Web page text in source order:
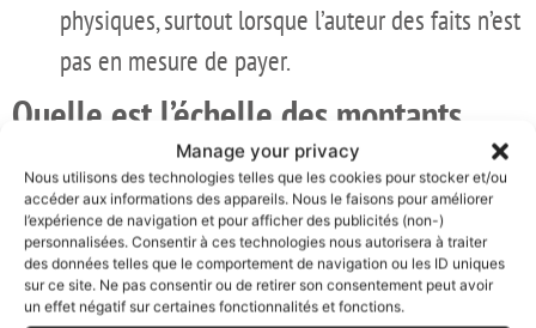
Manage your privacy
Nous utilisons des technologies telles que les cookies pour stocker et/ou
accéder aux informations des appareils. Nous le faisons pour améliorer
l’expérience de navigation et pour afficher des publicités (non-)
personnalisées. Consentir à ces technologies nous autorisera à traiter
des données telles que le comportement de navigation ou les ID uniques
sur ce site. Ne pas consentir ou de retirer son consentement peut avoir
un effet négatif sur certaines fonctionnalités et fonctions.
physiques, surtout lorsque l’auteur des faits n’est
pas en mesure de payer.
Quelle est l’échelle des montants
d’indemnisation applicables après
une agression ?
Concernant les barèmes pour l’indemnisation victime
agression physique, il est important de noter que